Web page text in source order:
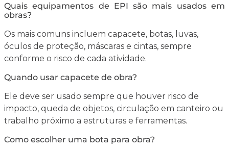
Quais equipamentos de EPI são mais usados em
obras?
Os mais comuns incluem capacete, botas, luvas,
óculos de proteção, máscaras e cintas, sempre
conforme o risco de cada atividade.
Quando usar capacete de obra?
Ele deve ser usado sempre que houver risco de
impacto, queda de objetos, circulação em canteiro ou
trabalho próximo a estruturas e ferramentas.
Como escolher uma bota para obra?